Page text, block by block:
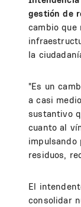
gestión de
cambio que
la
"Es un
a casi
sustantivo
cuanto al
impulsando
residuos,
El
consolidar